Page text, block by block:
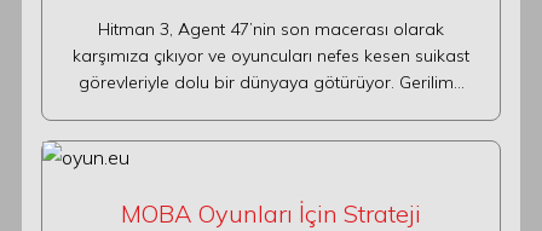
Hitman 3, Agent 47’nin son macerası olarak
karşımıza çıkıyor ve oyuncuları nefes kesen suikast
görevleriyle dolu bir dünyaya götürüyor. Gerilim…
MOBA Oyunları İçin Strateji